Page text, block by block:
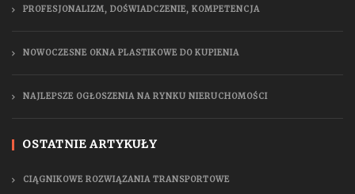
PROFESJONALIZM, DOŚWIADCZENIE, KOMPETENCJA
NOWOCZESNE OKNA PLASTIKOWE DO KUPIENIA
NAJLEPSZE OGŁOSZENIA NA RYNKU NIERUCHOMOŚCI
OSTATNIE ARTYKUŁY
CIĄGNIKOWE ROZWIĄZANIA TRANSPORTOWE